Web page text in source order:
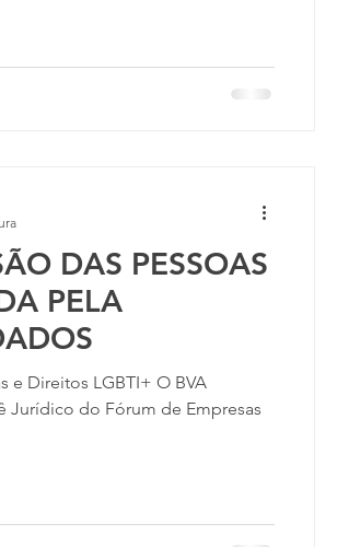
DAS PESSOAS
PELA
e Direitos LGBTI+ O BVA
do Fórum de Empresas